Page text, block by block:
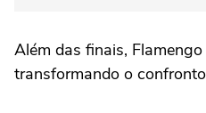
Além das finais,
transformando o